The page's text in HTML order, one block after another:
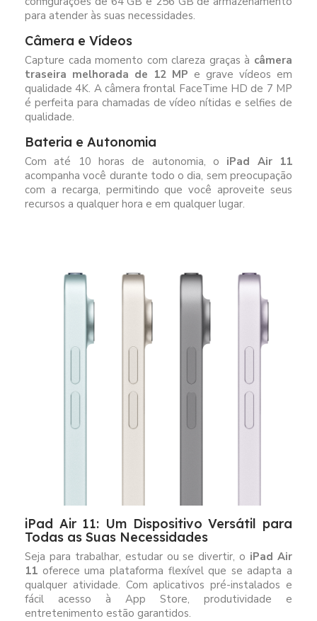
para atender às suas necessidades.
Câmera e Vídeos
Capture cada momento com clareza graças à câmera
traseira melhorada de 12 MP e grave vídeos em
qualidade 4K. A câmera frontal FaceTime HD de 7 MP
é perfeita para chamadas de vídeo nítidas e selfies de
qualidade.
Bateria e Autonomia
Com até 10 horas de autonomia, o iPad Air 11
acompanha você durante todo o dia, sem preocupação
com a recarga, permitindo que você aproveite seus
recursos a qualquer hora e em qualquer lugar.
iPad Air 11: Um Dispositivo Versátil para
Todas as Suas Necessidades
Seja para trabalhar, estudar ou se divertir, o iPad Air
11 oferece uma plataforma flexível que se adapta a
qualquer atividade. Com aplicativos pré-instalados e
fácil acesso à App Store, produtividade e
entretenimento estão garantidos.